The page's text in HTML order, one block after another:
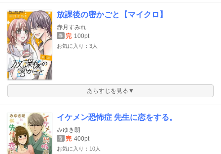
放課後の密かごと【マイクロ】
赤月すみれ
巻 完 100pt
お気に入り：3人
あらすじを見る▼
イケメン恐怖症 先生に恋をする。
みゆき朗
巻 完 400pt
お気に入り：10人